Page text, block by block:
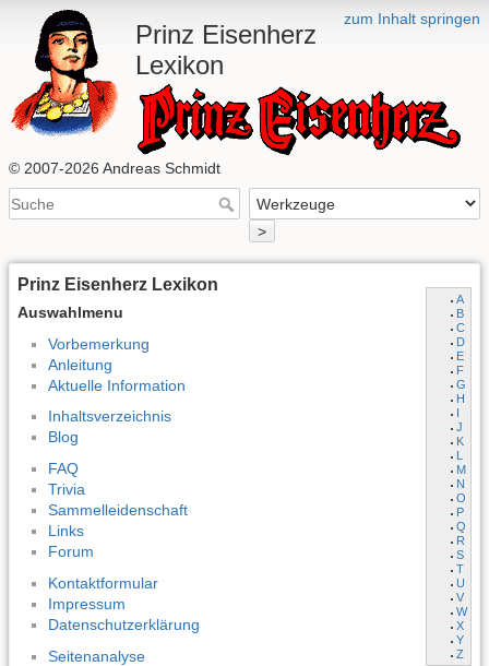
zum Inhalt springen
Prinz Eisenherz
Lexikon
© 2007-2026 Andreas Schmidt
>
Prinz Eisenherz Lexikon
Auswahlmenu
A
B
C
D
E
F
G
H
I
J
K
L
M
N
O
P
Q
R
S
T
U
V
W
X
Y
Z
Vorbemerkung
Anleitung
Aktuelle Information
Inhaltsverzeichnis
Blog
FAQ
Trivia
Sammelleidenschaft
Links
Forum
Kontaktformular
Impressum
Datenschutzerklärung
Seitenanalyse